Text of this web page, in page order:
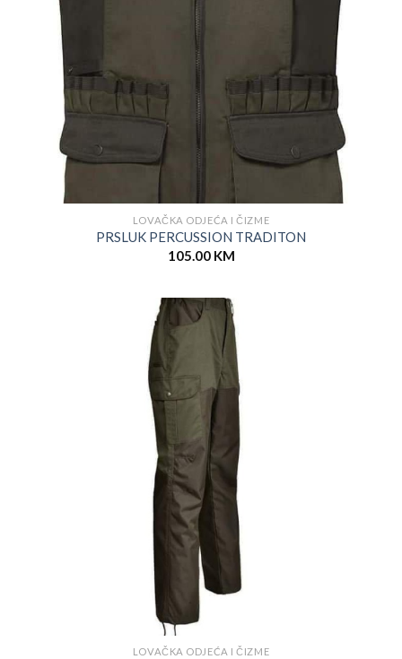
LOVAČKA ODJEĆA I ČIZME
PRSLUK PERCUSSION TRADITON
105.00 KM
LOVAČKA ODJEĆA I ČIZME